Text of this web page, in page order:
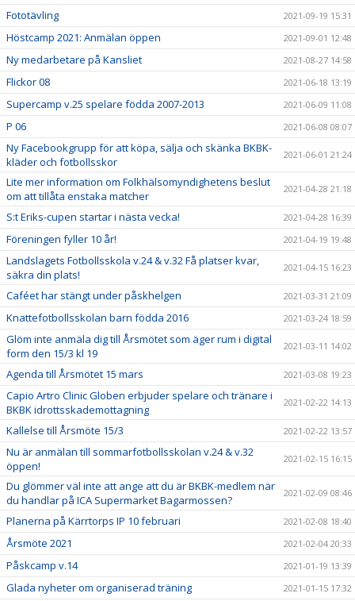
Fototävling 2021-09-19 15:31
Höstcamp 2021: Anmälan öppen 2021-09-01 12:48
Ny medarbetare på Kansliet 2021-08-27 14:58
Flickor 08 2021-06-18 13:19
Supercamp v.25 spelare födda 2007-2013 2021-06-09 11:08
P 06 2021-06-08 08:07
Ny Facebookgrupp för att köpa, sälja och skänka BKBK-
kläder och fotbollsskor
2021-06-01 21:24
Lite mer information om Folkhälsomyndighetens beslut
om att tillåta enstaka matcher
2021-04-28 21:18
S:t Eriks-cupen startar i nästa vecka! 2021-04-28 16:39
Föreningen fyller 10 år! 2021-04-19 19:48
Landslagets Fotbollsskola v.24 & v.32 Få platser kvar,
säkra din plats!
2021-04-15 16:23
Caféet har stängt under påskhelgen 2021-03-31 21:09
Knattefotbollsskolan barn födda 2016 2021-03-24 18:59
Glöm inte anmäla dig till Årsmötet som äger rum i digital
form den 15/3 kl 19
2021-03-11 14:02
Agenda till Årsmötet 15 mars 2021-03-08 19:23
Capio Artro Clinic Globen erbjuder spelare och tränare i
BKBK idrottsskademottagning
2021-02-22 14:13
Kallelse till Årsmöte 15/3 2021-02-22 13:57
Nu är anmälan till sommarfotbollsskolan v.24 & v.32
öppen!
2021-02-15 16:15
Du glömmer väl inte att ange att du är BKBK-medlem när
du handlar på ICA Supermarket Bagarmossen?
2021-02-09 08:46
Planerna på Kärrtorps IP 10 februari 2021-02-08 18:40
Årsmöte 2021 2021-02-04 20:33
Påskcamp v.14 2021-01-19 13:39
Glada nyheter om organiserad träning 2021-01-15 17:32